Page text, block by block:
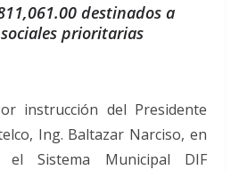
destinados a
prioritarias
instrucción del Presidente
Ing. Baltazar Narciso, en
el Sistema Municipal DIF